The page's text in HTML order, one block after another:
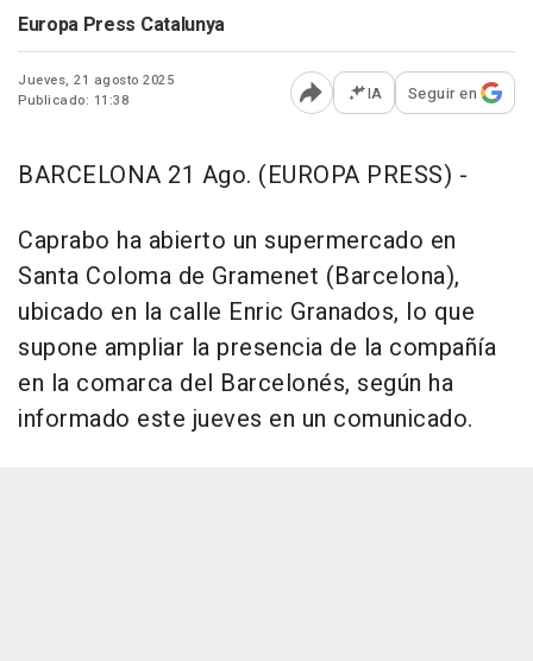
Europa Press Catalunya
Jueves, 21 agosto 2025
Publicado: 11:38
Abrir opciones para
IA Seguir en
BARCELONA 21 Ago. (EUROPA PRESS) -
Caprabo ha abierto un supermercado en
Santa Coloma de Gramenet (Barcelona),
ubicado en la calle Enric Granados, lo que
supone ampliar la presencia de la compañía
en la comarca del Barcelonés, según ha
informado este jueves en un comunicado.